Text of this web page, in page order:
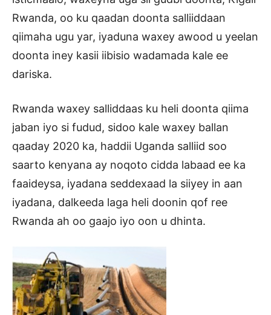
Rwanda, oo ku qaadan doonta salliiddaan
qiimaha ugu yar, iyaduna waxey awood u yeelan
doonta iney kasii iibisio wadamada kale ee
dariska.
Rwanda waxey salliddaas ku heli doonta qiima
jaban iyo si fudud, sidoo kale waxey ballan
qaaday 2020 ka, haddii Uganda salliid soo
saarto kenyana ay noqoto cidda labaad ee ka
faaideysa, iyadana seddexaad la siiyey in aan
iyadana, dalkeeda laga heli doonin qof ree
Rwanda ah oo gaajo iyo oon u dhinta.